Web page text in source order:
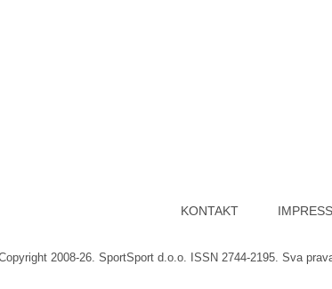
KONTAKT
2008-26. SportSport d.o.o. ISSN 2744-2195. Sva